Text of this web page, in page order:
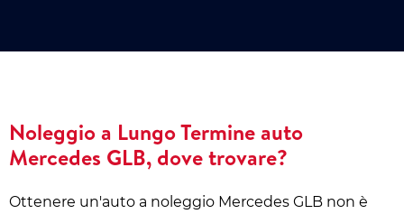
Noleggio a Lungo Termine auto
Mercedes GLB, dove trovare?
Ottenere un'auto a noleggio Mercedes GLB non è